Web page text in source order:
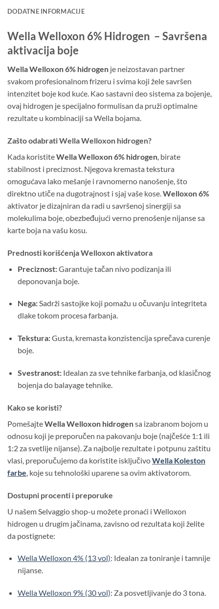
DODATNE INFORMACIJE
Wella Welloxon 6% Hidrogen – Savršena
aktivacija boje
Wella Welloxon 6% hidrogen je neizostavan partner
svakom profesionalnom frizeru i svima koji žele savršen
intenzitet boje kod kuće. Kao sastavni deo sistema za bojenje,
ovaj hidrogen je specijalno formulisan da pruži optimalne
rezultate u kombinaciji sa Wella bojama.
Zašto odabrati Wella Welloxon hidrogen?
Kada koristiteWella Welloxon 6% hidrogen, birate
stabilnost i preciznost. Njegova kremasta tekstura
omogućava lako mešanje i ravnomerno nanošenje, što
direktno utiče na dugotrajnost i sjaj vaše kose.Welloxon 6%
aktivator je dizajniran da radi u savršenoj sinergiji sa
molekulima boje, obezbeđujući verno prenošenje nijanse sa
karte boja na vašu kosu.
Prednosti korišćenja Welloxon aktivatora
Preciznost:Garantuje tačan nivo podizanja ili
deponovanja boje.
Nega:Sadrži sastojke koji pomažu u očuvanju integriteta
dlake tokom procesa farbanja.
Tekstura:Gusta, kremasta konzistencija sprečava curenje
boje.
Svestranost:Idealan za sve tehnike farbanja, od klasičnog
bojenja do balayage tehnike.
Kako se koristi?
PomešajteWella Welloxon hidrogensa izabranom bojom u
odnosu koji je preporučen na pakovanju boje (najčešće 1:1 ili
1:2 za svetlije nijanse). Za najbolje rezultate i potpunu zaštitu
vlasi, preporučujemo da koristite isključivoWella Koleston
farbe , koje su tehnološki uparene sa ovim aktivatorom.
Dostupni procenti i preporuke
U našem Selvaggio shop-u možete pronaći i Welloxon
hidrogen u drugim jačinama, zavisno od rezultata koji želite
da postignete:
Wella Welloxon 4% (13 vol): Idealan za toniranje i tamnije
nijanse.
Wella Welloxon 9% (30 vol): Za posvetljivanje do 3 tona.